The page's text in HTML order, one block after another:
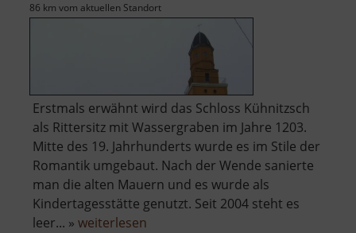
86 km vom aktuellen Standort
Erstmals erwähnt wird das Schloss Kühnitzsch
als Rittersitz mit Wassergraben im Jahre 1203.
Mitte des 19. Jahrhunderts wurde es im Stile der
Romantik umgebaut. Nach der Wende sanierte
man die alten Mauern und es wurde als
Kindertagesstätte genutzt. Seit 2004 steht es
leer... » weiterlesen